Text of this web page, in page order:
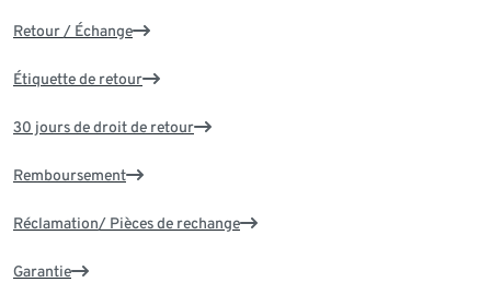
Retour / Échange
Étiquette de retour
30 jours de droit de retour
Remboursement
Réclamation/ Pièces de rechange
Garantie